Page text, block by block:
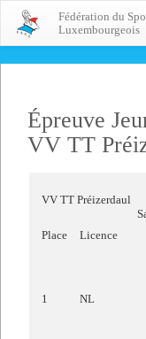
Fédération du
Luxembourgeois
Épreuve
VV TT
VV TT
Samedi,
Place
Licence
1 NL